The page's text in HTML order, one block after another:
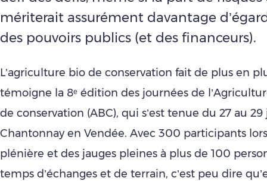
mériterait assurément davantage
des pouvoirs publics (et des financeurs).
L’agriculture bio de conservation fait de plus en
témoigne la 8ᵉ édition des journées de
de conservation (ABC), qui s’est tenue du 27 au 29
Chantonnay en Vendée. Avec 300 participants
plénière et des jauges pleines à plus de 100
temps d’échanges et de terrain, c’est peu dire